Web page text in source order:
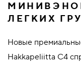
ЛЕГКИХ
Новые
Hakkapeliitta C4